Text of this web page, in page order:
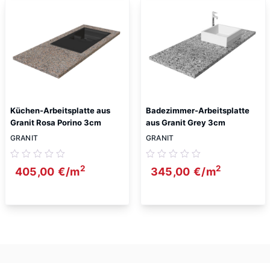
Küchen-Arbeitsplatte aus
Granit Rosa Porino 3cm
GRANIT
405,00 €/m2
Badezimmer-Arbeitsplatte
aus Granit Grey 3cm
GRANIT
345,00 €/m2